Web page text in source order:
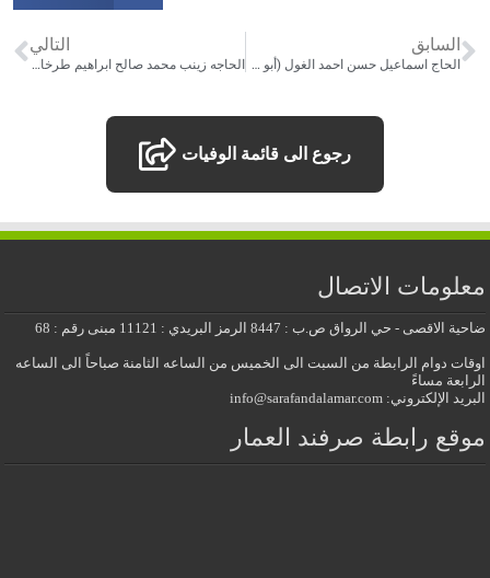
السابق
الحاج اسماعيل حسن احمد الغول (أبو محمد) – تاريخ الوفاة :09/05/2022
التالي
الحاجه زينب محمد صالح ابراهيم طرخان (أم ناصر الكدش) زوجة الحاج احمد عبد الكريم محمد (ابو ناصر النوش/ الكدش) – تاريخ الوفاة :14/05/2022
رجوع الى قائمة الوفيات
معلومات الاتصال
ضاحية الاقصى - حي الرواق ص.ب : 8447 الرمز البريدي : 11121 مبنى رقم : 68
اوقات دوام الرابطة من السبت الى الخميس من الساعه الثامنة صباحاً الى الساعه
الرابعة مساءً
البريد الإلكتروني: info@sarafandalamar.com
موقع رابطة صرفند العمار